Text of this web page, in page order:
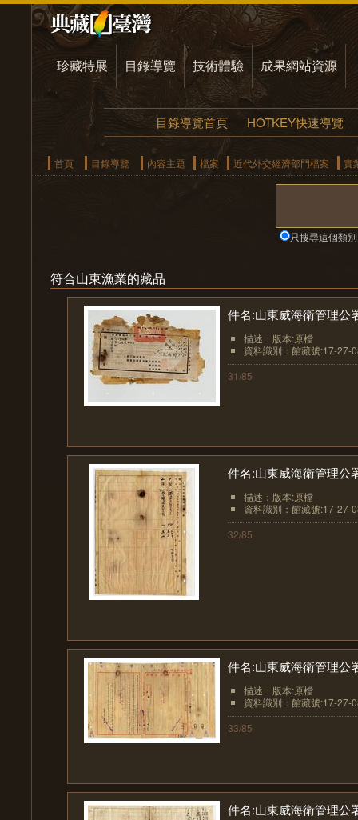
珍藏特展 目錄導覽 技術體驗 成果網站資源
目錄導覽首頁 HOTKEY快速導覽
首頁 目錄導覽 內容主題 檔案 近代外交經濟部門檔案 實
只搜尋這個類別
符合山東漁業的藏品
件名:山東威海衛管理公
描述：版本:原檔
資料識別：館藏號:17-27-
31/85
件名:山東威海衛管理公
描述：版本:原檔
資料識別：館藏號:17-27-
32/85
件名:山東威海衛管理公
描述：版本:原檔
資料識別：館藏號:17-27-
33/85
件名:山東威海衛管理公